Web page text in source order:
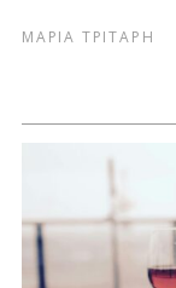
ΜΑΡΙΑ ΤΡΙΤΑΡΗ